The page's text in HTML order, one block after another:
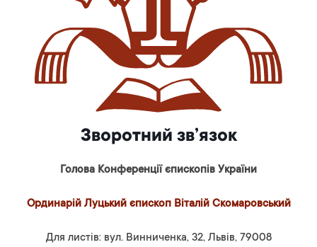
Зворотний зв’язок
Голова Конференції єпископів України
Ординарій Луцький єпископ Віталій Скомаровський
Для листів: вул. Винниченка, 32, Львів, 79008